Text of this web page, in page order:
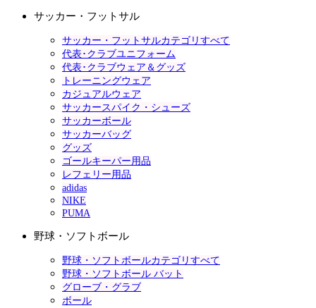
サッカー・フットサル
サッカー・フットサルカテゴリすべて
代表･クラブユニフォーム
代表･クラブウェア＆グッズ
トレーニングウェア
カジュアルウェア
サッカースパイク・シューズ
サッカーボール
サッカーバッグ
グッズ
ゴールキーパー用品
レフェリー用品
adidas
NIKE
PUMA
野球・ソフトボール
野球・ソフトボールカテゴリすべて
野球・ソフトボール バット
グローブ・グラブ
ボール